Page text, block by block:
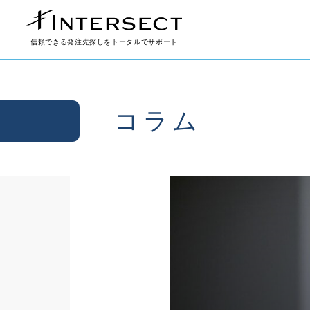
信頼できる発注先探しをトータルでサポート
コラム